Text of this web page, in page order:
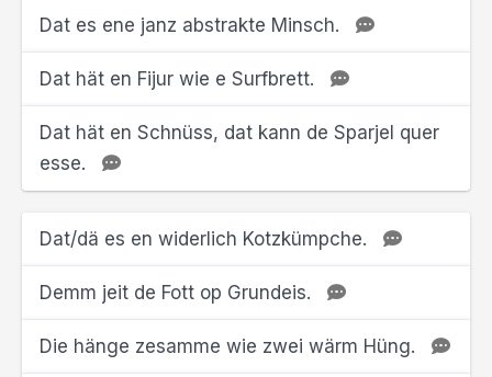
Dat es ene janz abstrakte Minsch.
Dat hät en Fijur wie e Surfbrett.
Dat hät en Schnüss, dat kann de Sparjel quer
esse.
Dat/dä es en widerlich Kotzkümpche.
Demm jeit de Fott op Grundeis.
Die hänge zesamme wie zwei wärm Hüng.